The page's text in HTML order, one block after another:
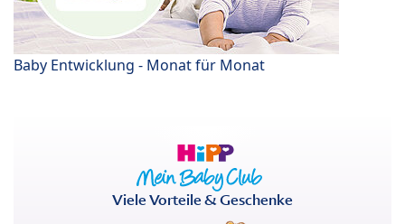
Baby Entwicklung - Monat für Monat
Viele Vorteile & Geschenke